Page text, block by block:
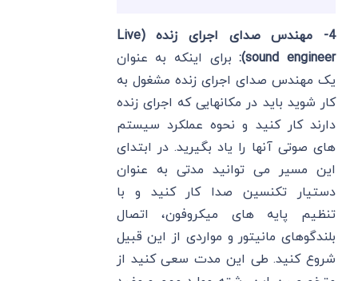
4- مهندس صدای اجرای زنده (Live
sound engineer): برای اینکه به عنوان
یک مهندس صدای اجرای زنده مشغول به
کار شوید باید در مکانهایی که اجرای زنده
دارند کار کنید و نحوه عملکرد سیستم
های صوتی آنها را یاد بگیرید. در ابتدای
این مسیر می توانید مدتی به عنوان
دستیار تکنسین صدا کار کنید و با
تنظیم پایه های میکروفون، اتصال
بلندگوهای مانیتور و مواردی از این قبیل
شروع کنید. طی این مدت سعی کنید از